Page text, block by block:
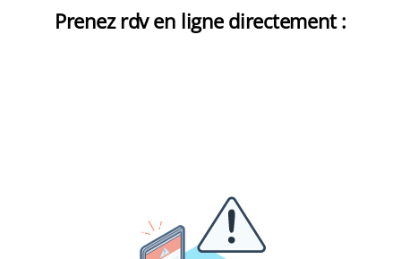
Prenez rdv en ligne directement :